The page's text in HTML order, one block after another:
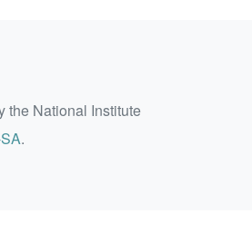
the National Institute
.